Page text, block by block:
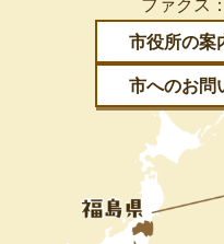
市役所の案
市へのお問